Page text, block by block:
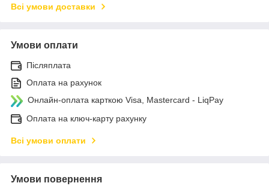
Всі умови доставки
Умови оплати
Післяплата
Оплата на рахунок
Онлайн-оплата карткою Visa, Mastercard - LiqPay
Оплата на ключ-карту рахунку
Всі умови оплати
Умови повернення